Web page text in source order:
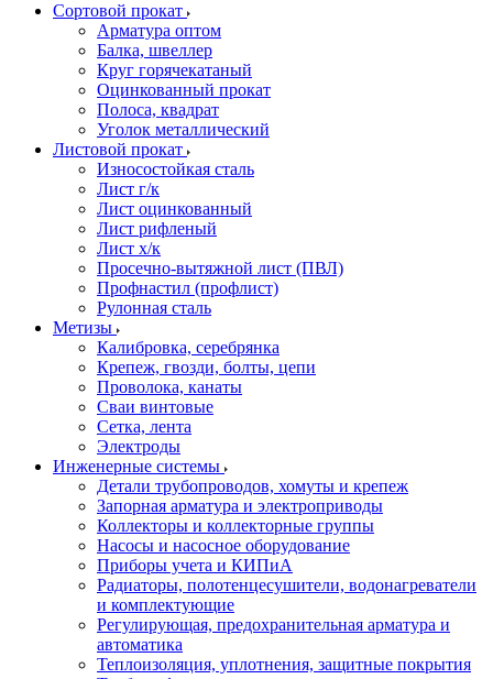
Сортовой прокат
Арматура оптом
Балка, швеллер
Круг горячекатаный
Оцинкованный прокат
Полоса, квадрат
Уголок металлический
Листовой прокат
Износостойкая сталь
Лист г/к
Лист оцинкованный
Лист рифленый
Лист х/к
Просечно-вытяжной лист (ПВЛ)
Профнастил (профлист)
Рулонная сталь
Метизы
Калибровка, серебрянка
Крепеж, гвозди, болты, цепи
Проволока, канаты
Сваи винтовые
Сетка, лента
Электроды
Инженерные системы
Детали трубопроводов, хомуты и крепеж
Запорная арматура и электроприводы
Коллекторы и коллекторные группы
Насосы и насосное оборудование
Приборы учета и КИПиА
Радиаторы, полотенцесушители, водонагреватели
и комплектующие
Регулирующая, предохранительная арматура и
автоматика
Теплоизоляция, уплотнения, защитные покрытия